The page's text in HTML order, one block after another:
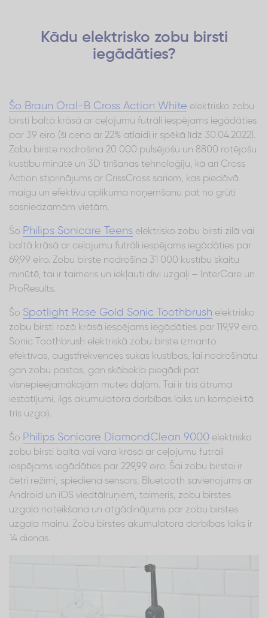
Kādu elektrisko zobu birsti
iegādāties?
Šo Braun Oral-B Cross Action White elektrisko zobu
birsti baltā krāsā ar ceļojumu futrāli iespējams iegādāties
par 39 eiro (šī cena ar 22% atlaidi ir spēkā līdz 30.04.2022).
Zobu birste nodrošina 20 000 pulsējošu un 8800 rotējošu
kustību minūtē un 3D tīrīšanas tehnoloģiju, kā arī Cross
Action stiprinājums ar CrissCross sariem, kas piedāvā
maigu un efektīvu aplikuma noņemšanu pat no grūti
sasniedzamām vietām.
Šo Philips Sonicare Teens elektrisko zobu birsti zilā vai
baltā krāsā ar ceļojumu futrāli iespējams iegādāties par
69,99 eiro. Zobu birste nodrošina 31 000 kustību skaitu
minūtē, tai ir taimeris un iekļauti divi uzgaļi – InterCare un
ProResults.
Šo Spotlight Rose Gold Sonic Toothbrush elektrisko
zobu birsti rozā krāsā iespējams iegādāties par 119,99 eiro.
Sonic Toothbrush elektriskā zobu birste izmanto
efektīvas, augstfrekvences sukas kustības, lai nodrošinātu
gan zobu pastas, gan skābekļa piegādi pat
visnepieejamākajām mutes daļām. Tai ir trīs ātruma
iestatījumi, ilgs akumulatora darbības laiks un komplektā
trīs uzgaļi.
Šo Philips Sonicare DiamondClean 9000 elektrisko
zobu birsti baltā vai vara krāsā ar ceļojumu futrāli
iespējams iegādāties par 229,99 eiro. Šai zobu birstei ir
četri režīmi, spiediena sensors, Bluetooth savienojums ar
Android un iOS viedtālruņiem, taimeris, zobu birstes
uzgaļa noteikšana un atgādinājums par zobu birstes
uzgaļa maiņu. Zobu birstes akumulatora darbības laiks ir
14 dienas.